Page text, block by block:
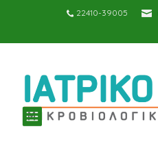
22410-39005
TOGGLE
NAVIGATION